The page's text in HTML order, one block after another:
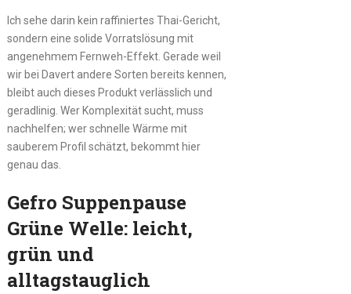
Ich sehe darin kein raffiniertes Thai-Gericht,
sondern eine solide Vorratslösung mit
angenehmem Fernweh-Effekt. Gerade weil
wir bei Davert andere Sorten bereits kennen,
bleibt auch dieses Produkt verlässlich und
geradlinig. Wer Komplexität sucht, muss
nachhelfen; wer schnelle Wärme mit
sauberem Profil schätzt, bekommt hier
genau das.
Gefro Suppenpause
Grüne Welle: leicht,
grün und
alltagstauglich